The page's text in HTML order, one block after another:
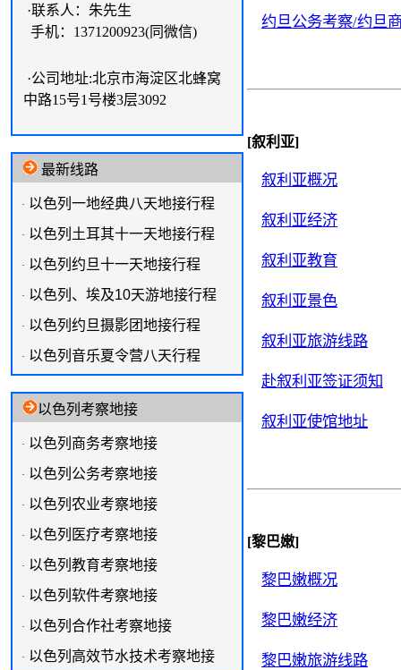
·联系人：朱先生
手机：1371200923(同微信)
·公司地址:北京市海淀区北蜂窝
中路15号1号楼3层3092
最新线路
· 以色列一地经典八天地接行程
· 以色列土耳其十一天地接行程
· 以色列约旦十一天地接行程
· 以色列、埃及10天游地接行程
· 以色列约旦摄影团地接行程
· 以色列音乐夏令营八天行程
以色列考察地接
· 以色列商务考察地接
· 以色列公务考察地接
· 以色列农业考察地接
· 以色列医疗考察地接
· 以色列教育考察地接
· 以色列软件考察地接
· 以色列合作社考察地接
· 以色列高效节水技术考察地接
约旦公务考察/约旦
[叙利亚]
叙利亚概况
叙利亚经济
叙利亚教育
叙利亚景色
叙利亚旅游线路
赴叙利亚签证须知
叙利亚使馆地址
[黎巴嫩]
黎巴嫩概况
黎巴嫩经济
黎巴嫩旅游线路